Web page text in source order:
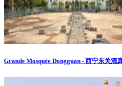
Grande Mosquée Dongguan - 西宁东关清